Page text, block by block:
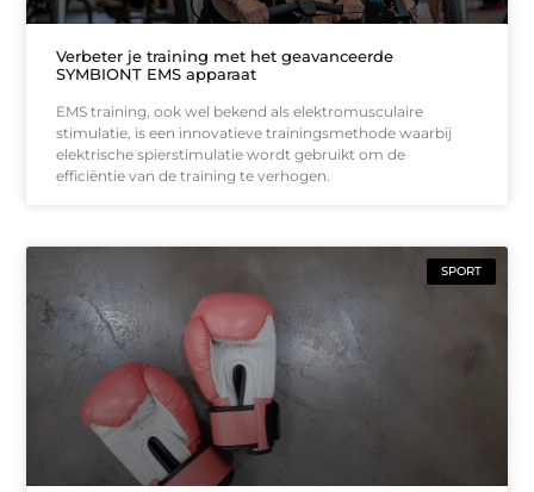
Verbeter je training met het geavanceerde
SYMBIONT EMS apparaat
EMS training, ook wel bekend als elektromusculaire
stimulatie, is een innovatieve trainingsmethode waarbij
elektrische spierstimulatie wordt gebruikt om de
efficiëntie van de training te verhogen.
SPORT